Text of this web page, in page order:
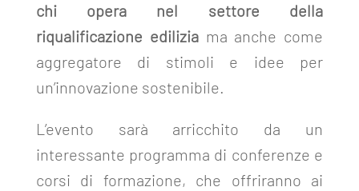
chi opera nel settore della
riqualificazione ediliziama anche come
aggregatore di stimoli e idee per
un’innovazione sostenibile.
L ’evento sarà arricchito da un
interessante programma di conferenze e
corsi di formazione, che offriranno ai